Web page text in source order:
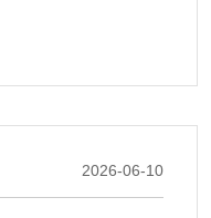
2026-06-10